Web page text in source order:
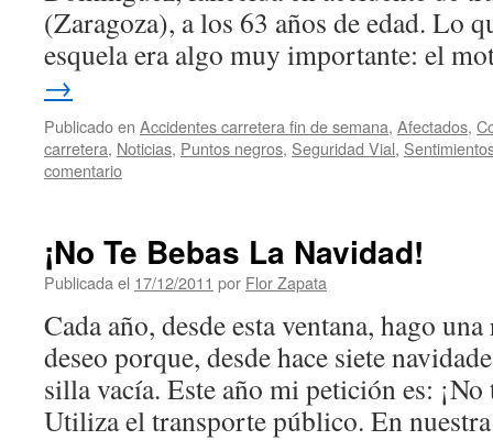
(Zaragoza), a los 63 años de edad. Lo
esquela era algo muy importante: el
→
Publicado en Accidentes carretera fin de semana, Afectados,
carretera, Noticias, Puntos negros, Seguridad Vial,
comentario
¡No Te Bebas La Navidad!
Publicada el 17/12/2011 por Flor Zapata
Cada año, desde esta ventana, hago
deseo porque, desde hace siete
silla vacía. Este año mi petición es:
Utiliza el transporte público. En